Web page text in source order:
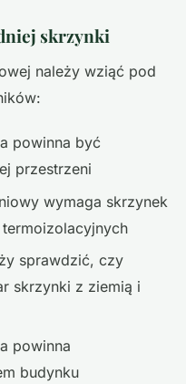
skrzynki
należy wziąć pod
powinna być
przestrzeni
wymaga skrzynek
sprawdzić, czy
skrzynki z ziemią i
powinna
budynku